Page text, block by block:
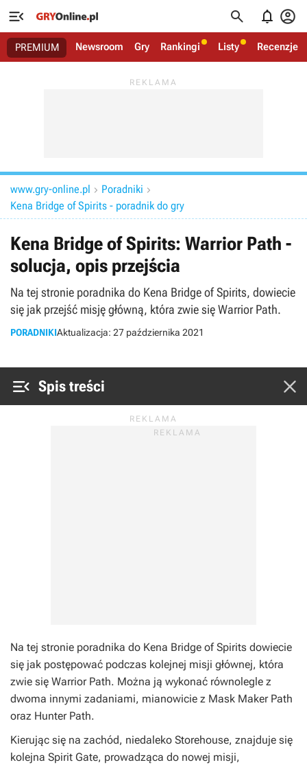
   
PREMIUM Newsroom Gry Rankingi Listy Recenzje
www.gry-online.pl  Poradniki 
Kena Bridge of Spirits - poradnik do gry
Kena Bridge of Spirits: Warrior Path -
solucja, opis przejścia
Na tej stronie poradnika do Kena Bridge of Spirits, dowiecie
się jak przejść misję główną, która zwie się Warrior Path.
PORADNIKIAktualizacja: 27 października 2021
 Spis treści 
Na tej stronie poradnika do Kena Bridge of Spirits dowiecie
się jak postępować podczas kolejnej misji głównej, która
zwie się Warrior Path. Można ją wykonać równolegle z
dwoma innymi zadaniami, mianowicie z Mask Maker Path
oraz Hunter Path.
Kierując się na zachód, niedaleko Storehouse, znajduje się
kolejna Spirit Gate, prowadząca do nowej misji,